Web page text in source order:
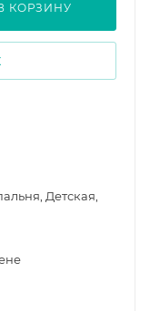
КОРЗИНУ
Детская,